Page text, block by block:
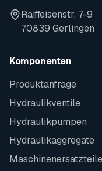
Raiffeisenstr. 7-9
70839 Gerlingen
Komponenten
Produktanfrage
Hydraulikventile
Hydraulikpumpen
Hydraulikaggregate
Maschinenersatzteile